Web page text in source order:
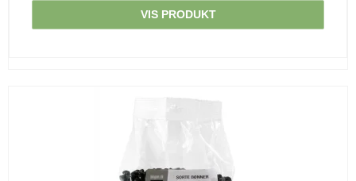
VIS PRODUKT